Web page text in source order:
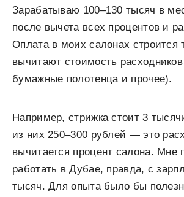
Зарабатываю 100–130 тысяч в
после вычета всех процентов и
Оплата в моих салонах строится
вычитают стоимость
бумажные полотенца и прочее).
Например, стрижка стоит 3
из них 250–300 рублей — это
вычитается процент салона. Мне
работать в Дубае, правда, с
тысяч. Для опыта было бы